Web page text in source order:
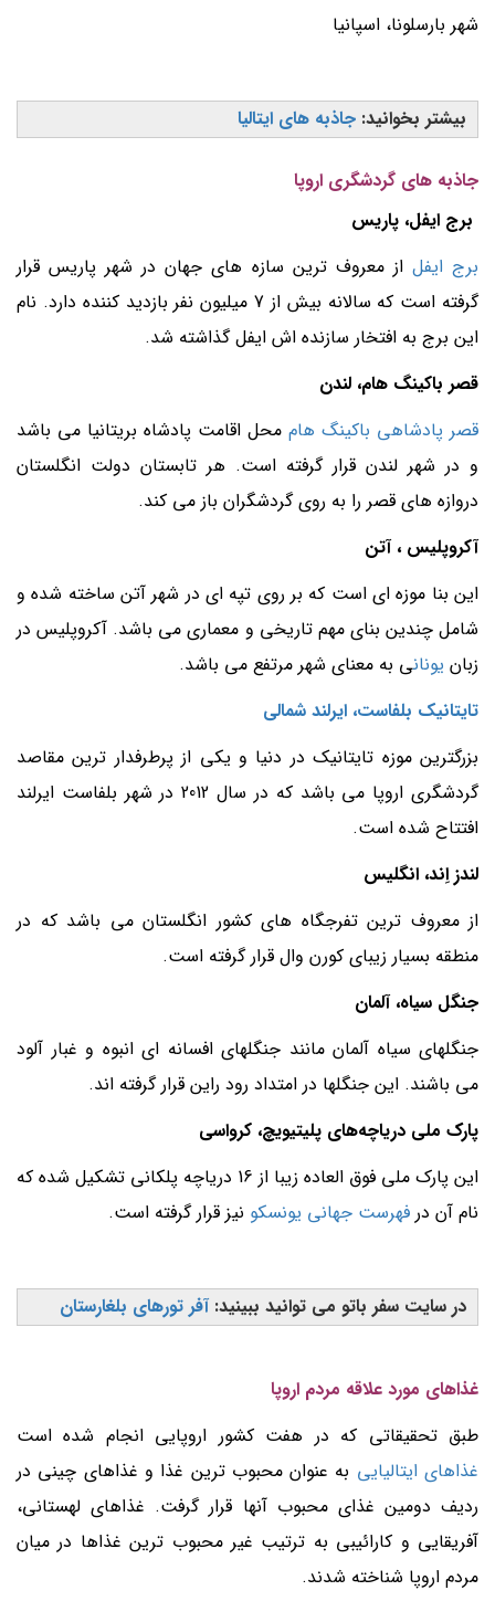
شهر بارسلونا، اسپانیا
بیشتر بخوانید: جاذبه های ایتالیا
جاذبه های گردشگری اروپا
برج ایفل، پاریس
برج ایفلاز معروف ترین سازه های جهان در شهر پاریس قرار
گرفته است که سالانه بیش از 7 میلیون نفر بازدید کننده دارد. نام
این برج به افتخار سازنده اش ایفل گذاشته شد.
قصر باکینگ هام، لندن
قصر پادشاهی باکینگ هام محل اقامت پادشاه بریتانیا می باشد
و در شهر لندن قرار گرفته است. هر تابستان دولت انگلستان
دروازه های قصر را به روی گردشگران باز می کند.
آکروپلیس ، آتن
این بنا موزه ای است که بر روی تپه ای در شهر آتن ساخته شده و
شامل چندین بنای مهم تاریخی و معماری می باشد. آکروپلیس در
زبان یونانی به معنای شهر مرتفع می باشد.
تایتانیک بلفاست، ایرلند شمالی
بزرگترین موزه تایتانیک در دنیا و یکی از پرطرفدار ترین مقاصد
گردشگری اروپا می باشد که در سال 2012 در شهر بلفاست ایرلند
افتتاح شده است.
لندز اِند، انگلیس
از معروف ترین تفرجگاه های کشور انگلستان می باشد که در
منطقه بسیار زیبای کورن وال قرار گرفته است.
جنگل سیاه، آلمان
جنگلهای سیاه آلمان مانند جنگلهای افسانه ای انبوه و غبار آلود
می باشند. این جنگلها در امتداد رود راین قرار گرفته اند.
پارک ملی دریاچه‌های پلیتیویچ، کرواسی
این پارک ملی فوق العاده زیبا از 16 دریاچه پلکانی تشکیل شده که
نام آن در فهرست جهانی یونسکو نیز قرار گرفته است.
در سایت سفر باتو می توانید ببینید: آفر تورهای بلغارستان
غذاهای مورد علاقه مردم اروپا
طبق تحقیقاتی که در هفت کشور اروپایی انجام شده است
غذاهای ایتالیایی به عنوان محبوب ترین غذا و غذاهای چینی در
ردیف دومین غذای محبوب آنها قرار گرفت. غذاهای لهستانی،
آفریقایی و کارائیبی به ترتیب غیر محبوب ترین غذاها در میان
مردم اروپا شناخته شدند.